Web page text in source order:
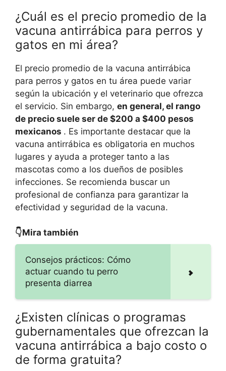
¿Cuál es el precio promedio de la
vacuna antirrábica para perros y
gatos en mi área?
El precio promedio de la vacuna antirrábica
para perros y gatos en tu área puede variar
según la ubicación y el veterinario que ofrezca
el servicio. Sin embargo, en general, el rango
de precio suele ser de $200 a $400 pesos
mexicanos . Es importante destacar que la
vacuna antirrábica es obligatoria en muchos
lugares y ayuda a proteger tanto a las
mascotas como a los dueños de posibles
infecciones. Se recomienda buscar un
profesional de confianza para garantizar la
efectividad y seguridad de la vacuna.
👇Mira también
Consejos prácticos: Cómo
actuar cuando tu perro
presenta diarrea
¿Existen clínicas o programas
gubernamentales que ofrezcan la
vacuna antirrábica a bajo costo o
de forma gratuita?